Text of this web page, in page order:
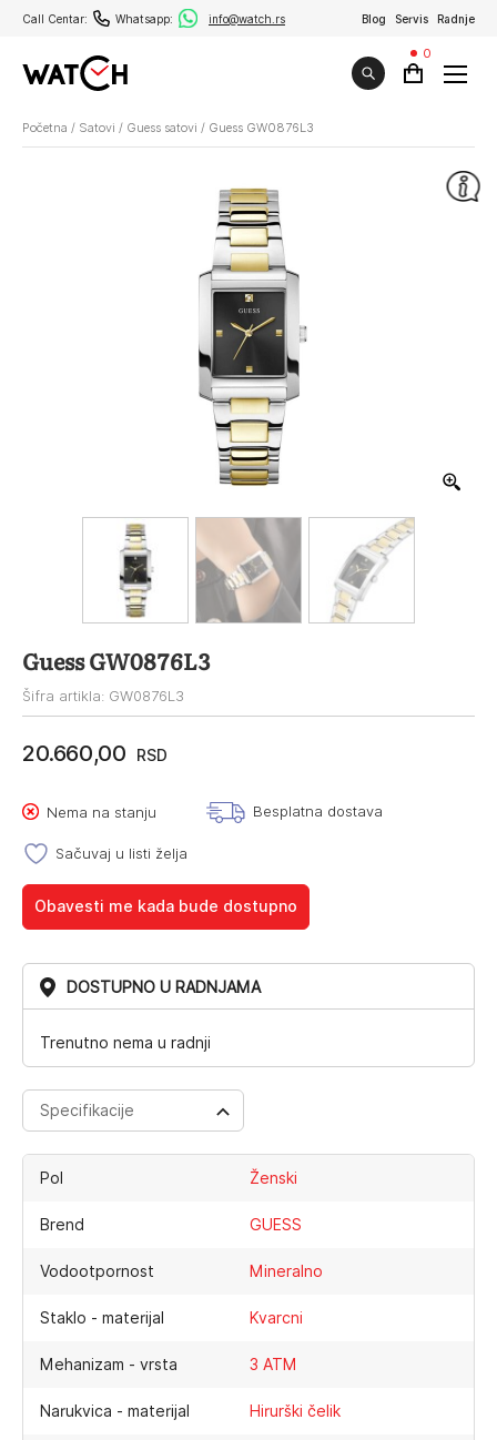
Call Centar: Whatsapp: info@watch.rs Blog Servis Radnje
0
Početna / Satovi / Guess satovi / Guess GW0876L3
Guess GW0876L3
Šifra artikla: GW0876L3
20.660,00 RSD
Nema na stanju Besplatna dostava
Sačuvaj u listi želja
Obavesti me kada bude dostupno
DOSTUPNO U RADNJAMA
Trenutno nema u radnji
Specifikacije
Pol Ženski
Brend GUESS
Vodootpornost Mineralno
Staklo - materijal Kvarcni
Mehanizam - vrsta 3 ATM
Narukvica - materijal Hirurški čelik